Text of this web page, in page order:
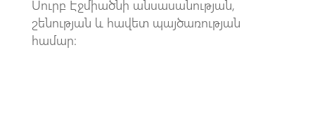
Սուրբ Էջմիածնի անսասանության,
շենության և հավետ պայծառության
համար։